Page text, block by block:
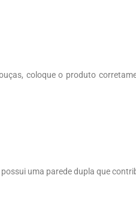
coloque o produto
uma parede dupla que